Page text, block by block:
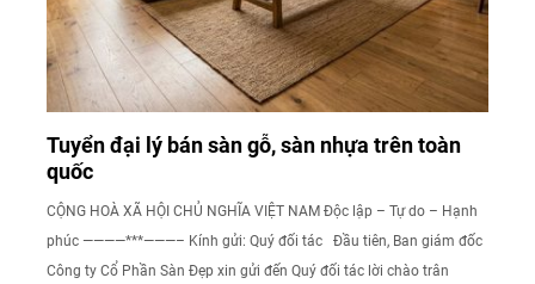
Tuyển đại lý bán sàn gỗ, sàn nhựa trên toàn
quốc
CỘNG HOÀ XÃ HỘI CHỦ NGHĨA VIỆT NAM Độc lập – Tự do – Hạnh
phúc ————***———– Kính gửi: Quý đối tác Đầu tiên, Ban giám đốc
Công ty Cổ Phần Sàn Đẹp xin gửi đến Quý đối tác lời chào trân